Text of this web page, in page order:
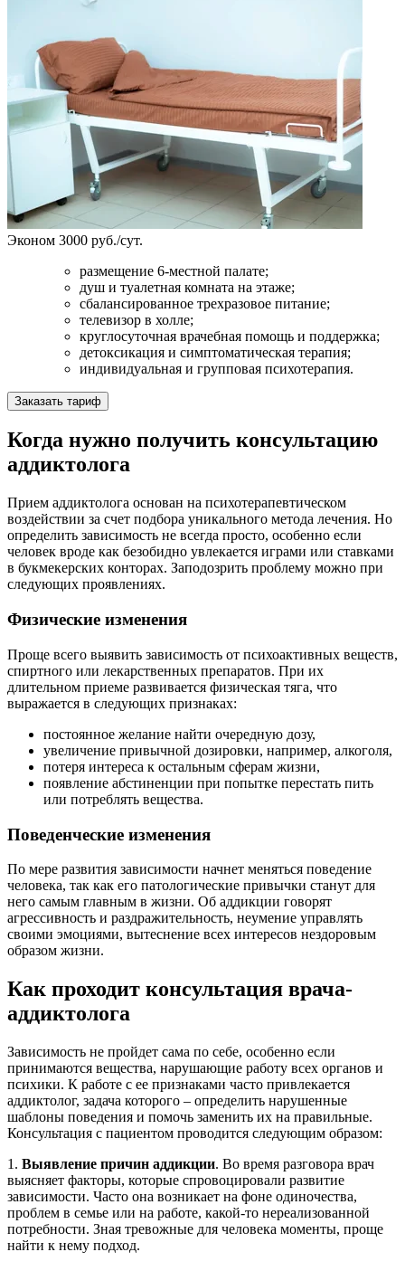
Эконом 3000 руб./сут.
размещение 6-местной палате;
душ и туалетная комната на этаже;
сбалансированное трехразовое питание;
телевизор в холле;
круглосуточная врачебная помощь и поддержка;
детоксикация и симптоматическая терапия;
индивидуальная и групповая психотерапия.
Заказать тариф
Когда нужно получить консультацию
аддиктолога
Прием аддиктолога основан на психотерапевтическом
воздействии за счет подбора уникального метода лечения. Но
определить зависимость не всегда просто, особенно если
человек вроде как безобидно увлекается играми или ставками
в букмекерских конторах. Заподозрить проблему можно при
следующих проявлениях.
Физические изменения
Проще всего выявить зависимость от психоактивных веществ,
спиртного или лекарственных препаратов. При их
длительном приеме развивается физическая тяга, что
выражается в следующих признаках:
постоянное желание найти очередную дозу,
увеличение привычной дозировки, например, алкоголя,
потеря интереса к остальным сферам жизни,
появление абстиненции при попытке перестать пить
или потреблять вещества.
Поведенческие изменения
По мере развития зависимости начнет меняться поведение
человека, так как его патологические привычки станут для
него самым главным в жизни. Об аддикции говорят
агрессивность и раздражительность, неумение управлять
своими эмоциями, вытеснение всех интересов нездоровым
образом жизни.
Как проходит консультация врача-
аддиктолога
Зависимость не пройдет сама по себе, особенно если
принимаются вещества, нарушающие работу всех органов и
психики. К работе с ее признаками часто привлекается
аддиктолог, задача которого – определить нарушенные
шаблоны поведения и помочь заменить их на правильные.
Консультация с пациентом проводится следующим образом:
1. Выявление причин аддикции. Во время разговора врач
выясняет факторы, которые спровоцировали развитие
зависимости. Часто она возникает на фоне одиночества,
проблем в семье или на работе, какой-то нереализованной
потребности. Зная тревожные для человека моменты, проще
найти к нему подход.